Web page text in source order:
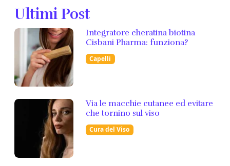
Ultimi Post
Integratore cheratina biotina
Cisbani Pharma: funziona?
Capelli
Via le macchie cutanee ed evitare
che tornino sul viso
Cura del Viso